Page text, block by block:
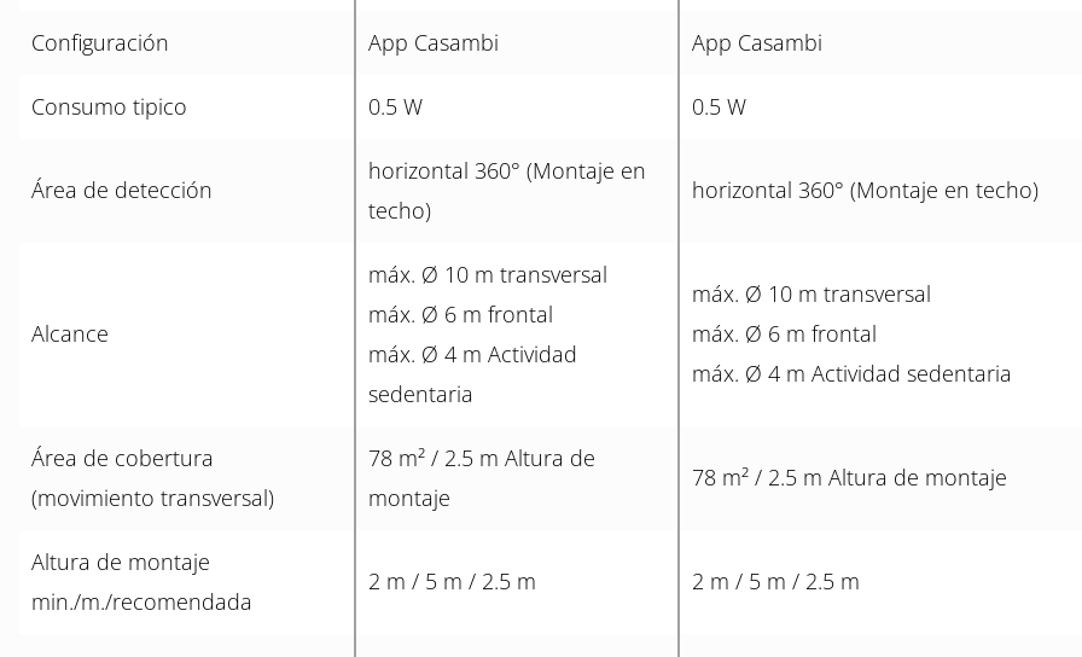
Configuración App Casambi App Casambi
Consumo tipico 0.5 W 0.5 W
Área de detección
horizontal 360° (Montaje en
techo)
horizontal 360° (Montaje en techo)
Alcance
máx. Ø 10 m transversal
máx. Ø 6 m frontal
máx. Ø 4 m Actividad
sedentaria
máx. Ø 10 m transversal
máx. Ø 6 m frontal
máx. Ø 4 m Actividad sedentaria
Área de cobertura
(movimiento transversal)
78 m² / 2.5 m Altura de
montaje
78 m² / 2.5 m Altura de montaje
Altura de montaje
min./m./recomendada
2 m / 5 m / 2.5 m 2 m / 5 m / 2.5 m